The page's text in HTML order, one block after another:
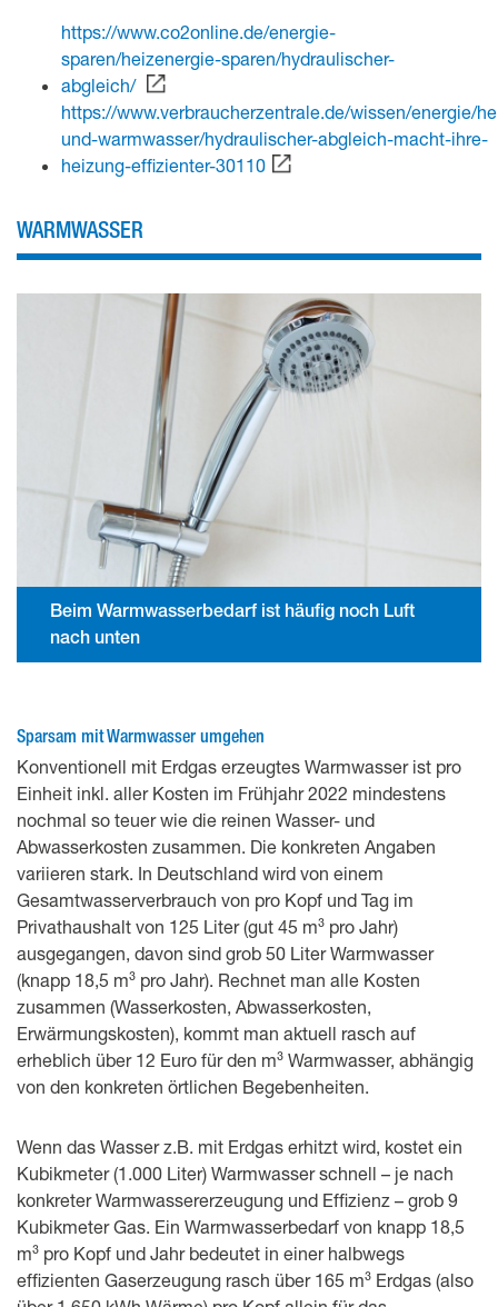
https://www.co2online.de/energie-
sparen/heizenergie-sparen/hydraulischer-
abgleich/
https://www.verbraucherzentrale.de/wissen/energie/
und-warmwasser/hydraulischer-abgleich-macht-ihre-
heizung-effizienter-30110
WARMWASSER
Beim Warmwasserbedarf ist häufig noch Luft
nach unten
Sparsam mit Warmwasser umgehen
Konventionell mit Erdgas erzeugtes Warmwasser ist pro
Einheit inkl. aller Kosten im Frühjahr 2022 mindestens
nochmal so teuer wie die reinen Wasser- und
Abwasserkosten zusammen. Die konkreten Angaben
variieren stark. In Deutschland wird von einem
Gesamtwasserverbrauch von pro Kopf und Tag im
Privathaushalt von 125 Liter (gut 45 m³ pro Jahr)
ausgegangen, davon sind grob 50 Liter Warmwasser
(knapp 18,5 m³ pro Jahr). Rechnet man alle Kosten
zusammen (Wasserkosten, Abwasserkosten,
Erwärmungskosten), kommt man aktuell rasch auf
erheblich über 12 Euro für den m³ Warmwasser, abhängig
von den konkreten örtlichen Begebenheiten.
Wenn das Wasser z.B. mit Erdgas erhitzt wird, kostet ein
Kubikmeter (1.000 Liter) Warmwasser schnell – je nach
konkreter Warmwassererzeugung und Effizienz – grob 9
Kubikmeter Gas. Ein Warmwasserbedarf von knapp 18,5
m³ pro Kopf und Jahr bedeutet in einer halbwegs
effizienten Gaserzeugung rasch über 165 m³ Erdgas (also